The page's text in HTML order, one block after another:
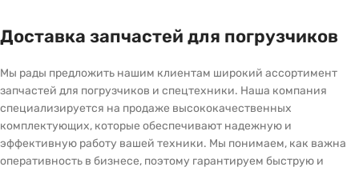
Доставка запчастей для погрузчиков
Мы рады предложить нашим клиентам широкий ассортимент
запчастей для погрузчиков и спецтехники. Наша компания
специализируется на продаже высококачественных
комплектующих, которые обеспечивают надежную и
эффективную работу вашей техники. Мы понимаем, как важна
оперативность в бизнесе, поэтому гарантируем быструю и